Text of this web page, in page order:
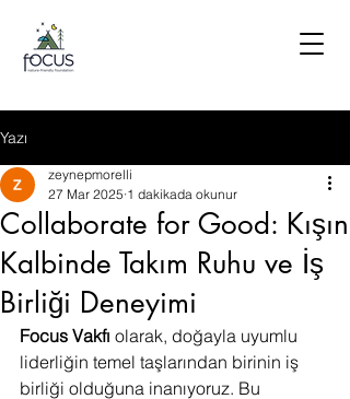
Yazı
Collaborate for Good: Kışın
Kalbinde Takım Ruhu ve İş
Birliği Deneyimi
zeynepmorelli
27 Mar 2025 1 dakikada okunur
Focus Vakfı olarak, doğayla uyumlu
liderliğin temel taşlarından birinin iş
birliği olduğuna inanıyoruz. Bu